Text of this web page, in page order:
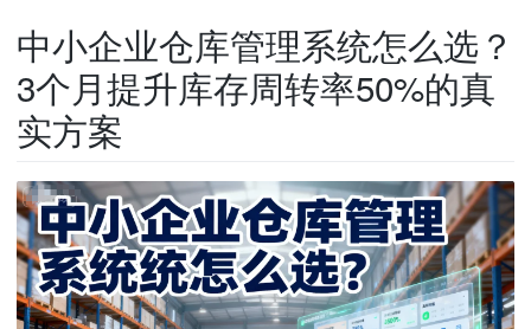
中小企业仓库管理系统怎么选？
3个月提升库存周转率50%的真
实方案